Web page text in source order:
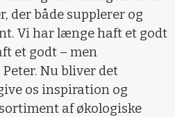
der både supplerer og
Vi har længe haft et godt
et godt – men
Nu bliver det
os inspiration og
af økologiske